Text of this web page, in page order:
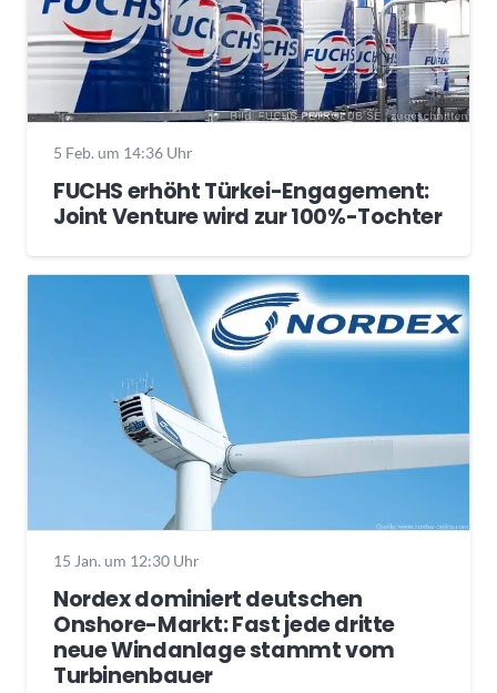
5 Feb. um 14:36 Uhr
FUCHS erhöht Türkei-Engagement:
Joint Venture wird zur 100%-Tochter
15 Jan. um 12:30 Uhr
Nordex dominiert deutschen
Onshore-Markt: Fast jede dritte
neue Windanlage stammt vom
Turbinenbauer